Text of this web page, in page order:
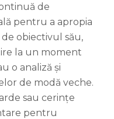
de
pentru a apropia
obiectivul său,
la un moment
o analiză și
de modă veche.
sau cerințe
pentru